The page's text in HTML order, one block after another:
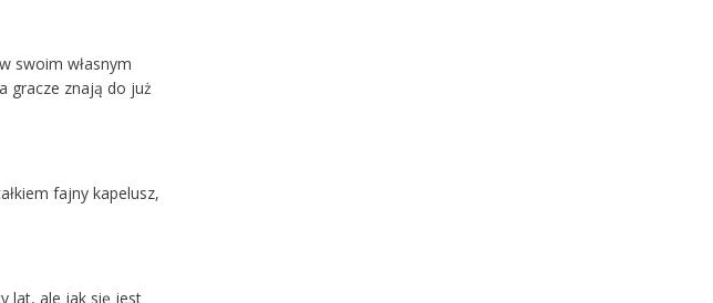
swoim własnym
gracze znają do już
fajny kapelusz,
lat, ale jak się jest